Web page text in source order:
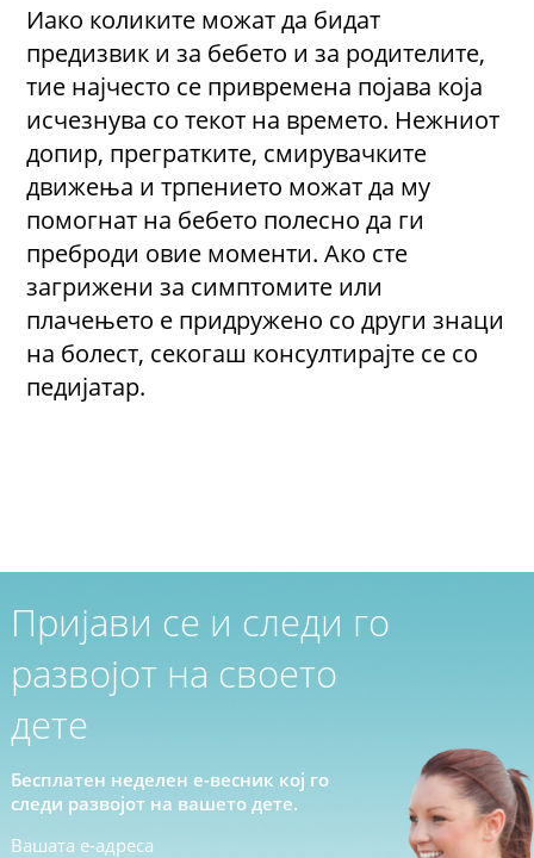
Иако коликите можат да бидат
предизвик и за бебето и за родителите,
тие најчесто се привремена појава која
исчезнува со текот на времето. Нежниот
допир, прегратките, смирувачките
движења и трпението можат да му
помогнат на бебето полесно да ги
преброди овие моменти. Ако сте
загрижени за симптомите или
плачењето е придружено со други знаци
на болест, секогаш консултирајте се со
педијатар.
Пријави се и следи го
развојот на своето
дете
Бесплатен неделен е-весник кој го
следи развојот на вашето дете.
Вашата е-адреса